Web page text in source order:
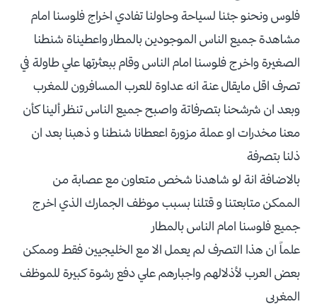
فلوس ونحنو جئنا لسياحة وحاولنا تفادي اخراج فلوسنا امام
مشاهدة جميع الناس الموجودين بالمطار واعطيناة شنطنا
الصغيرة واخرج فلوسنا امام الناس وقام ببعثرتها علي طاولة في
تصرف اقل مايقال عنة انه عداوة للعرب المسافرون للمغرب
وبعد ان شرشحنا بتصرفاتة واصبح جميع الناس تنظر ألينا كأن
معنا مخدرات او عملة مزورة اععطانا شنطنا و ذهبنا بعد ان
ذلنا بتصرفة
بالاضافة انة لو شاهدنا شخص متعاون مع عصابة من
الممكن متابعتنا و قتلنا بسبب موظف الجمارك الذي اخرج
جميع فلوسنا امام الناس بالمطار
علماً ان هذا التصرف لم يعمل الا مع الخليجيين فقط وممكن
بعض العرب لأذلالهم واجبارهم علي دفع رشوة كبيرة للموظف
المغربي